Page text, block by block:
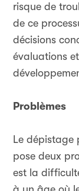
risque de
de ce
décisions
évaluations
Problèmes
Le dépistage
pose deux
est la